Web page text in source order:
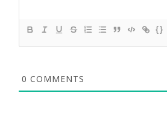
{}
0 COMMENTS